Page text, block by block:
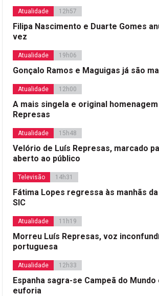
Atualidade 12h57
Filipa Nascimento e Duarte Gomes
vez
Atualidade 19h06
Gonçalo Ramos e Maguigas já são
Atualidade 12h00
A mais singela e original homenagem
Represas
Atualidade 15h48
Velório de Luís Represas, marcado
aberto ao público
Televisão 14h31
Fátima Lopes regressa às manhãs
SIC
Atualidade 11h19
Morreu Luís Represas, voz
portuguesa
Atualidade 12h33
Espanha sagra-se Campeã do
euforia